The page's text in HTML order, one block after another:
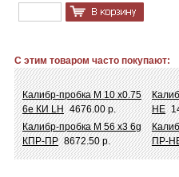
С этим товаром часто покупают:
Калибр-пробка М 10 х0.75
6e КИ LH 4676.00 р.
НЕ
Калибр-пробка М 56 х3 6g
КПР-ПР 8672.50 р.
ПР-